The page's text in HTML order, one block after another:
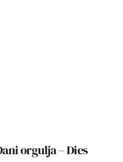
orgulja – Dies